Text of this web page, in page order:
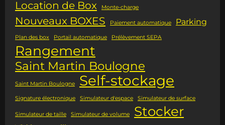
Location de Box Monte-charge
Nouveaux BOXES Paiement automatique Parking
Plan des box Portail automatique Prélèvement SEPA
Rangement
Saint Martin Boulogne
Saint Martin Boulogne Self-stockage
Signature électronique Simulateur d'espace Simulateur de surface
Simulateur de taille Simulateur de volume Stocker